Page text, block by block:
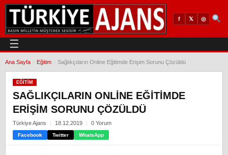
f 𝕏 ◎
☰
Ana Sayfa Eğitim Sağlıkçıların Online Eğitimde Erişim Sorunu Çözüldü
EĞITIM
SAĞLIKÇILARIN ONLINE EĞITIMDE
ERIŞIM SORUNU ÇÖZÜLDÜ
Türkiye Ajans 18.12.2019 0 Yorum
Facebook Twitter WhatsApp